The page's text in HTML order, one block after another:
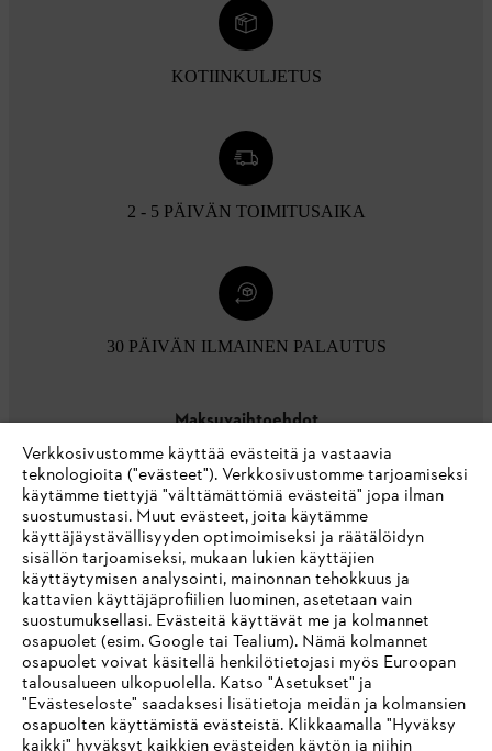
KOTIINKULJETUS
2 - 5 PÄIVÄN TOIMITUSAIKA
30 PÄIVÄN ILMAINEN PALAUTUS
Maksuvaihtoehdot
Yritys
STIHL FAQ
Verkkosivustomme käyttää evästeitä ja vastaavia
teknologioita ("evästeet"). Verkkosivustomme tarjoamiseksi
käytämme tiettyjä "välttämättömiä evästeitä" jopa ilman
suostumustasi. Muut evästeet, joita käytämme
käyttäjäystävällisyyden optimoimiseksi ja räätälöidyn
sisällön tarjoamiseksi, mukaan lukien käyttäjien
käyttäytymisen analysointi, mainonnan tehokkuus ja
kattavien käyttäjäprofiilien luominen, asetetaan vain
suostumuksellasi. Evästeitä käyttävät me ja kolmannet
osapuolet (esim. Google tai Tealium). Nämä kolmannet
osapuolet voivat käsitellä henkilötietojasi myös Euroopan
talousalueen ulkopuolella. Katso "Asetukset" ja
"Evästeseloste" saadaksesi lisätietoja meidän ja kolmansien
osapuolten käyttämistä evästeistä. Klikkaamalla "Hyväksy